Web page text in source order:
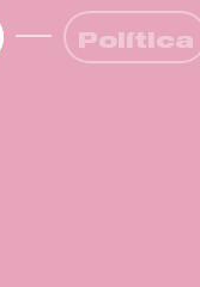
Política